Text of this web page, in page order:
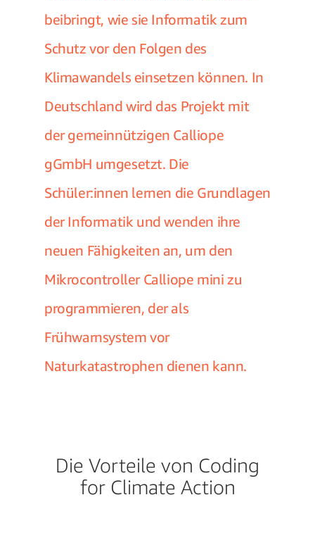
beibringt, wie sie Informatik zum
Schutz vor den Folgen des
Klimawandels einsetzen können. In
Deutschland wird das Projekt mit
der gemeinnützigen Calliope
gGmbH umgesetzt. Die
Schüler:innen lernen die Grundlagen
der Informatik und wenden ihre
neuen Fähigkeiten an, um den
Mikrocontroller Calliope mini zu
programmieren, der als
Frühwarnsystem vor
Naturkatastrophen dienen kann.
Die Vorteile von Coding
for Climate Action